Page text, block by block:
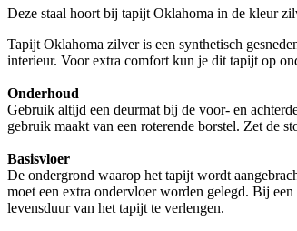
Deze staal hoort bij tapijt Oklahoma in de kleur
Tapijt Oklahoma zilver is een synthetisch
interieur. Voor extra comfort kun je dit tapijt op
Onderhoud
Gebruik altijd een deurmat bij de voor- en
gebruik maakt van een roterende borstel. Zet de
Basisvloer
De ondergrond waarop het tapijt wordt
moet een extra ondervloer worden gelegd. Bij
levensduur van het tapijt te verlengen.